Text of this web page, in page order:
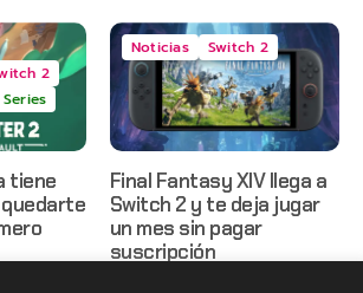
2
tiene
Noticias Switch 2
Final Fantasy XIV llega a
Switch 2 y te deja jugar
un mes sin pagar
suscripción